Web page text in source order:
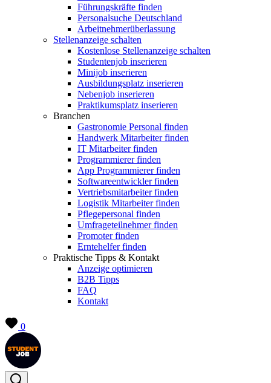
Führungskräfte finden
Personalsuche Deutschland
Arbeitnehmerüberlassung
Stellenanzeige schalten
Kostenlose Stellenanzeige schalten
Studentenjob inserieren
Minijob inserieren
Ausbildungsplatz inserieren
Nebenjob inserieren
Praktikumsplatz inserieren
Branchen
Gastronomie Personal finden
Handwerk Mitarbeiter finden
IT Mitarbeiter finden
Programmierer finden
App Programmierer finden
Softwareentwickler finden
Vertriebsmitarbeiter finden
Logistik Mitarbeiter finden
Pflegepersonal finden
Umfrageteilnehmer finden
Promoter finden
Erntehelfer finden
Praktische Tipps & Kontakt
Anzeige optimieren
B2B Tipps
FAQ
Kontakt
0